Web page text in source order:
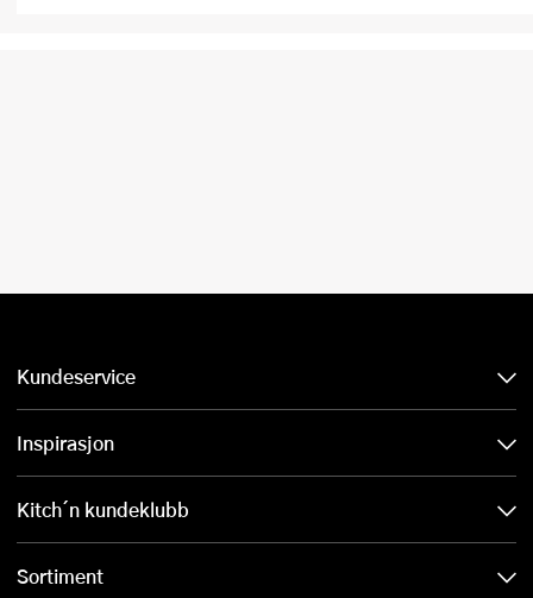
Kundeservice
Inspirasjon
Kitch´n kundeklubb
Sortiment